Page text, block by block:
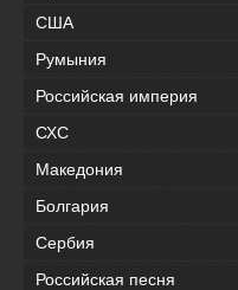
США
Румыния
Российская империя
СХС
Македония
Болгария
Сербия
Российская песня